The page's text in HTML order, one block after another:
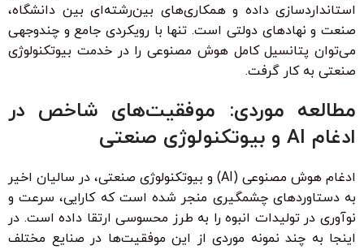
استانداردسازی داده و همکاری‌های بین‌رشته‌ای بین دانشگاه،
صنعت و نهادهای دولتی است. تنها با رویکردی جامع و چندوجهی
می‌توان پتانسیل کامل هوش مصنوعی را در خدمت بیوتکنولوژی
صنعتی به کار گرفت.
مطالعه موردی: موفقیت‌های شاخص در
ادغام AI و بیوتکنولوژی صنعتی
ادغام هوش مصنوعی (AI) و بیوتکنولوژی صنعتی، در سالیان اخیر
به دستاوردهای چشمگیری منجر شده است که کارایی، سرعت و
نوآوری در تولیدات انبوه را به طرز محسوسی ارتقا داده است. در
اینجا به چند نمونه موردی از این موفقیت‌ها در صنایع مختلف